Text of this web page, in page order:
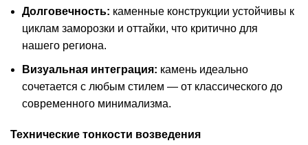
Долговечность: каменные конструкции устойчивы к
циклам заморозки и оттайки, что критично для
нашего региона.
Визуальная интеграция: камень идеально
сочетается с любым стилем — от классического до
современного минимализма.
Технические тонкости возведения